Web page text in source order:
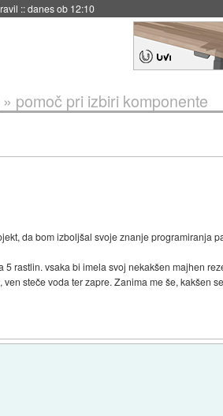
leti::danes ob 11:37
pomoč pri izbiri komponente
da bom izboljšal svoje znanje programiranja
rastlin. vsaka bi imela svoj nekakšen majhen
steče voda ter zapre. Zanima me še, kakšen